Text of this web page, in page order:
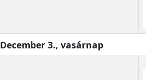
December 3., vasárnap